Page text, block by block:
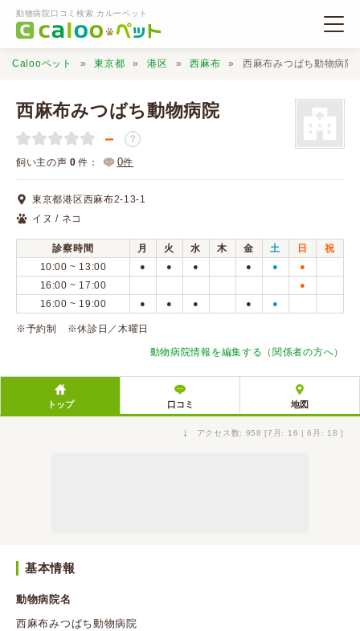
動物病院口コミ検索 カルーペット
動物病院検索
口コミ検索
Calooペットとは？
口コミ投稿
Calooペット 東京都 港区 西麻布 西麻布みつばち動物病院
西麻布みつばち動物病院
－ ？
飼い主の声 0 件： 0件
東京都港区西麻布2-13-1
イヌ / ネコ
診察時間 月 火 水 木 金 土 日
祝
10:00 ~ 13:00
● ● ● ● ● ●
16:00 ~ 17:00 ●
16:00 ~ 19:00 ● ● ● ● ●
※予約制 ※休診日／木曜日
動物病院情報を編集する（関係者の方へ）
トップ 口コミ 地図
↓ アクセス数: 958 [7月: 16 | 6月: 18 ]
基本情報
動物病院名
西麻布みつばち動物病院